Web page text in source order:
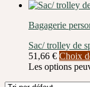
Bagagerie
Sac/ trolley de
51,66 € Choix
Les options